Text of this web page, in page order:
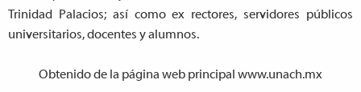
Trinidad Palacios; así como ex rectores, servidores públicos
universitarios, docentes y alumnos.
Obtenido de la página web principal www.unach.mx